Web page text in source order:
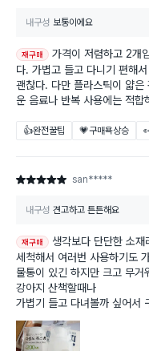
내구성 보통이에요
재구매
가격이 저렴하고 2개
다. 가볍고 들고 다니기 편해
괜찮다. 다만 플라스틱이 얇은
운 음료나 반복 사용에는 적합
👍완전꿀팁 💗구매욕상승
별점 5점 san*****
내구성 견고하고 튼튼해요
재구매
생각보다 단단한 소재
세척해서 여러번 사용하기도
물통이 있긴 하지만 크고 무거
강아지 산책할때나
가볍기 들고 다녀볼까 싶어서